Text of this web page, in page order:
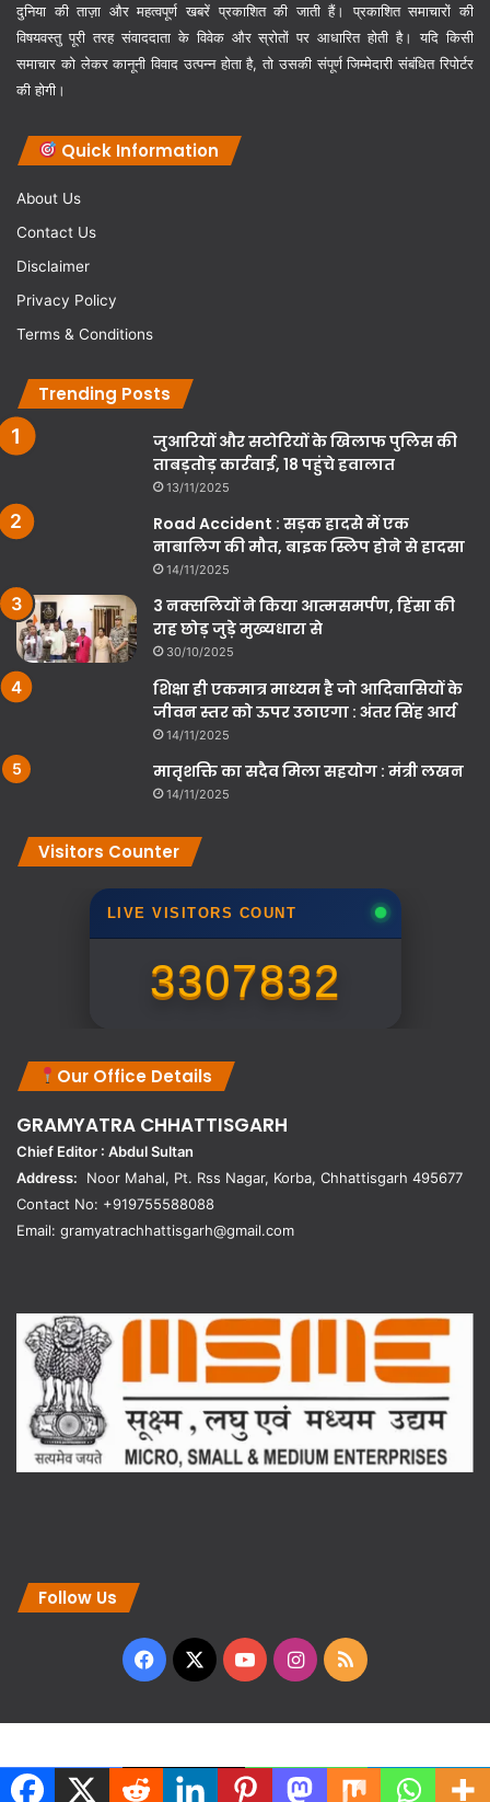
दुनिया की ताज़ा और महत्वपूर्ण खबरें प्रकाशित की जाती हैं। प्रकाशित समाचारों की
विषयवस्तु पूरी तरह संवाददाता के विवेक और स्रोतों पर आधारित होती है। यदि किसी
समाचार को लेकर कानूनी विवाद उत्पन्न होता है, तो उसकी संपूर्ण जिम्मेदारी संबंधित रिपोर्टर
की होगी।
Quick Information
About Us
Contact Us
Disclaimer
Privacy Policy
Terms & Conditions
Trending Posts
जुआरियों और सटोरियों के खिलाफ पुलिस की
ताबड़तोड़ कार्रवाई, 18 पहुंचे हवालात
13/11/2025
Road Accident : सड़क हादसे में एक
नाबालिग की मौत, बाइक स्लिप होने से हादसा
14/11/2025
3 नक्सलियों ने किया आत्मसमर्पण, हिंसा की
राह छोड़ जुड़े मुख्यधारा से
30/10/2025
शिक्षा ही एकमात्र माध्यम है जो आदिवासियों के
जीवन स्तर को ऊपर उठाएगा : अंतर सिंह आर्य
14/11/2025
मातृशक्ति का सदैव मिला सहयोग : मंत्री लखन
14/11/2025
Visitors Counter
LIVE VISITORS COUNT
3307832
Our Office Details
GRAMYATRA CHHATTISGARH
Chief Editor : Abdul Sultan
Address: Noor Mahal, Pt. Rss Nagar, Korba, Chhattisgarh 495677
Contact No: +919755588088
Email: gramyatrachhattisgarh@gmail.com
Follow Us
Facebook
X YouTubeInstagram
RSS